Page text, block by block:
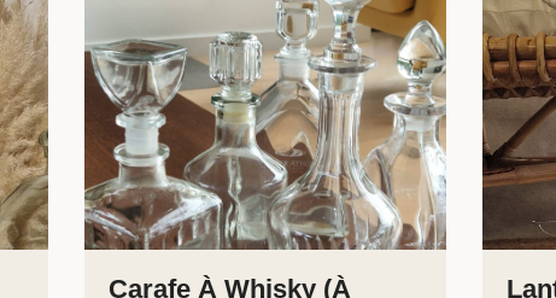
Carafe À Whisky (à